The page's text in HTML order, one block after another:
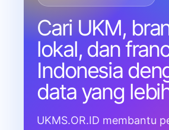
Cari UKM,
lokal, dan
Indonesia
data yang
UKMS.OR.ID membantu